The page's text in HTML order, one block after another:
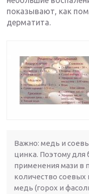
показывают, как
дерматита.
Важно: медь и
цинка. Поэтому
применения мази в
количество
медь (горох и